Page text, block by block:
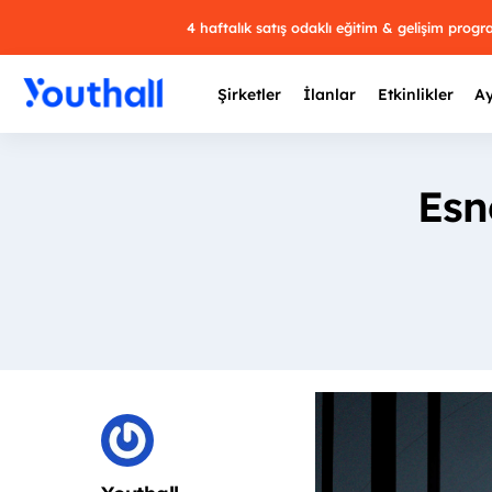
4 haftalık satış odaklı eğitim & gelişim
Şirketler İlanlar Etkinlikler